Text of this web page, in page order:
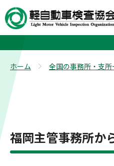
福岡主
ホーム 全国の事務所・支所
福岡主管事務所か